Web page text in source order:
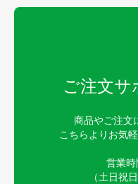
ご注文サ
商品やご注文
こちらよりお気
営業
（土日祝